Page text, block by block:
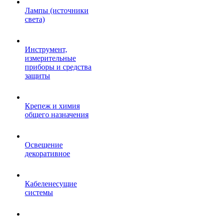
Лампы (источники
света)
Инструмент,
измерительные
приборы и средства
защиты
Крепеж и химия
общего назначения
Освещение
декоративное
Кабеленесущие
системы